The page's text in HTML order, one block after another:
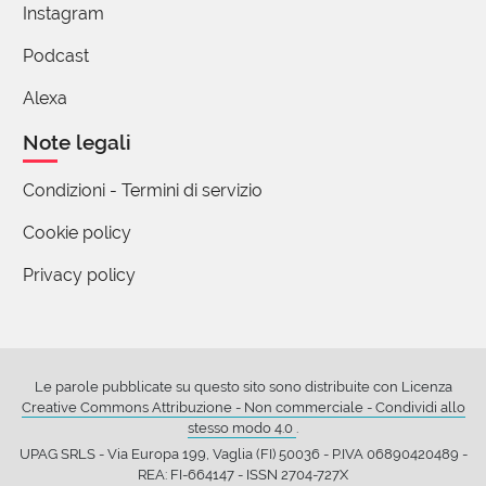
salve...
1) "querero" non esiste, forse volevavate scrivere
sud- vuol dire, maggiormente, il posto, abitudini,
tradizioni che si amano. 3) querer é, prima di tutto,
visto che volere non necessariamente é amare.
saludos castellanos.
Carlotta Lancia
Instagram
Podcast
Alexa
Note legali
Condizioni - Termini di servizio
Cookie policy
Privacy policy
Le parole pubblicate su questo sito sono distribuite con Licenza
Creative Commons Attribuzione - Non commerciale - Condividi allo
stesso modo 4.0
UPAG SRLS - Via Europa 199, Vaglia (FI) 50036 - P.IVA 06890420489 -
REA: FI-664147 - ISSN 2704-727X